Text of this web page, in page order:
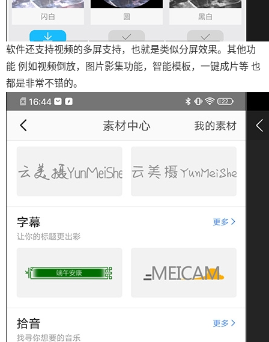
软件还支持视频的多屏支持，也就是类似分屏效果。其他功
能 例如视频倒放，图片影集功能，智能模板，一键成片等 也
都是非常不错的。